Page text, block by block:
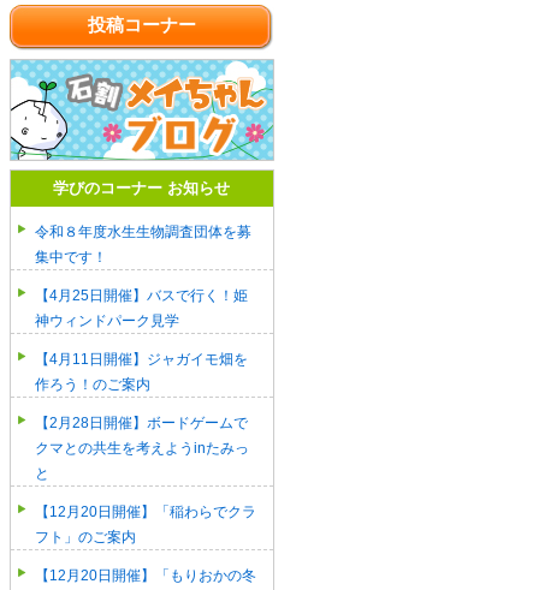
投稿コーナー
学びのコーナー お知らせ
令和８年度水生生物調査団体を募
集中です！
【4月25日開催】バスで行く！姫
神ウィンドパーク見学
【4月11日開催】ジャガイモ畑を
作ろう！のご案内
【2月28日開催】ボードゲームで
クマとの共生を考えようinたみっ
と
【12月20日開催】「稲わらでクラ
フト」のご案内
【12月20日開催】「もりおかの冬